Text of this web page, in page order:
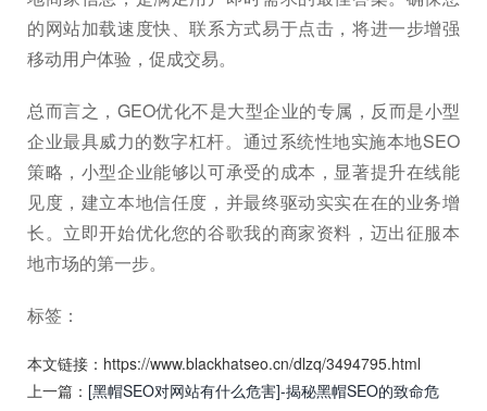
的网站加载速度快、联系方式易于点击，将进一步增强
移动用户体验，促成交易。
总而言之，GEO优化不是大型企业的专属，反而是小型
企业最具威力的数字杠杆。通过系统性地实施本地SEO
策略，小型企业能够以可承受的成本，显著提升在线能
见度，建立本地信任度，并最终驱动实实在在的业务增
长。立即开始优化您的谷歌我的商家资料，迈出征服本
地市场的第一步。
标签：
本文链接：https://www.blackhatseo.cn/dlzq/3494795.html
上一篇： [黑帽SEO对网站有什么危害]-揭秘黑帽SEO的致命危